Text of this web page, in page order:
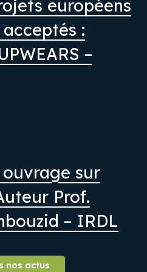
européens
:
–
ouvrage sur
Prof.
– IRDL
nos actus